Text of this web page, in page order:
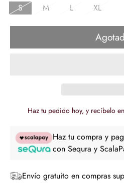
S M L XL
Haz tu pedido hoy, y recíbelo
Haz tu compra y
con Sequra y
Envío gratuito en compras